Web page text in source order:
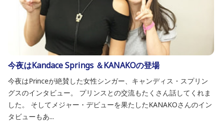
今夜はKandace Springs ＆KANAKOの登場
今夜はPrinceが絶賛した女性シンガー、キャンディス・スプリン
グスのインタビュー。 プリンスとの交流もたくさん話してくれま
した。 そしてメジャー・デビューを果たしたKANAKOさんのイン
タビューもあ...